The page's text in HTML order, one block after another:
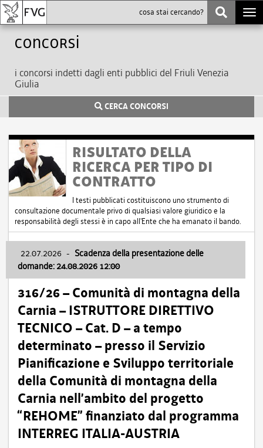
Concorsi
i concorsi indetti dagli enti pubblici del Friuli Venezia
Giulia
CERCA CONCORSI
RISULTATO DELLA
RICERCA PER TIPO DI
CONTRATTO
I testi pubblicati costituiscono uno strumento di
consultazione documentale privo di qualsiasi valore giuridico e la
responsabilità degli stessi è in capo all'Ente che ha emanato il bando.
22.07.2026 - Scadenza della presentazione delle
domande: 24.08.2026 12:00
316/26 – Comunità di montagna della
Carnia – ISTRUTTORE DIRETTIVO
TECNICO – Cat. D – a tempo
determinato – presso il Servizio
Pianificazione e Sviluppo territoriale
della Comunità di montagna della
Carnia nell’ambito del progetto
“REHOME” finanziato dal programma
INTERREG ITALIA-AUSTRIA